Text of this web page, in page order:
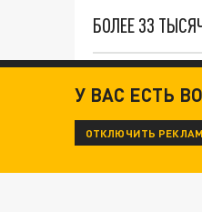
БОЛЕЕ 33
Новости СМИ2
У ВАС ЕСТЬ
ОТКЛЮЧИТЬ